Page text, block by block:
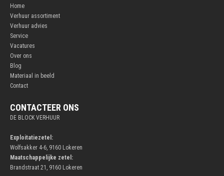
Home
Verhuur assortiment
Verhuur advies
Service
Vacatures
Over ons
Blog
Materiaal in beeld
Contact
CONTACTEER ONS
DE BLOCK VERHUUR
Exploitatiezetel:
Wolfsakker 4-6, 9160 Lokeren
Maatschappelijke zetel:
Brandstraat 21, 9160 Lokeren